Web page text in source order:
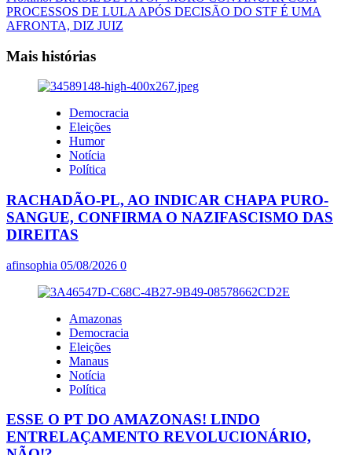
PROCESSOS DE LULA APÓS DECISÃO DO STF É UMA
AFRONTA, DIZ JUIZ
Mais histórias
Democracia
Eleições
Humor
Notícia
Política
RACHADÃO-PL, AO INDICAR CHAPA PURO-
SANGUE, CONFIRMA O NAZIFASCISMO DAS
DIREITAS
afinsophia 05/08/2026 0
Amazonas
Democracia
Eleições
Manaus
Notícia
Política
ESSE O PT DO AMAZONAS! LINDO
ENTRELAÇAMENTO REVOLUCIONÁRIO,